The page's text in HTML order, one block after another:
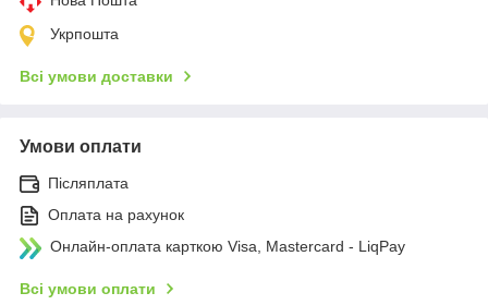
Укрпошта
Всі умови доставки
Умови оплати
Післяплата
Оплата на рахунок
Онлайн-оплата карткою Visa, Mastercard - LiqPay
Всі умови оплати